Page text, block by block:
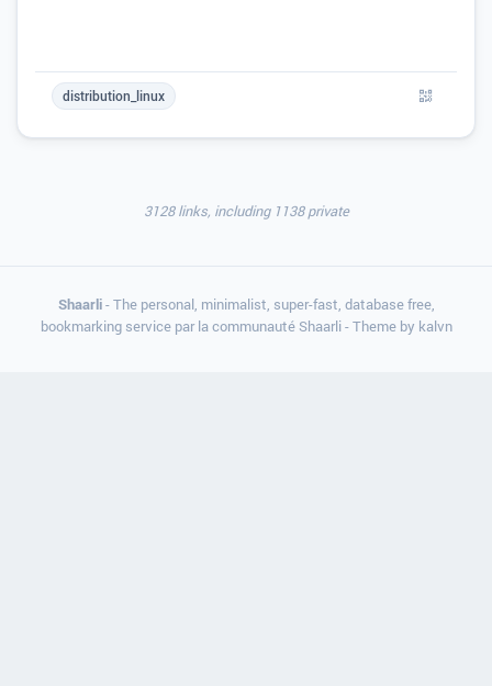
distribution_linux
3128 links, including 1138 private
Shaarli- The personal, minimalist, super-fast, database free,
bookmarking service par la communauté Shaarli - Theme by kalvn